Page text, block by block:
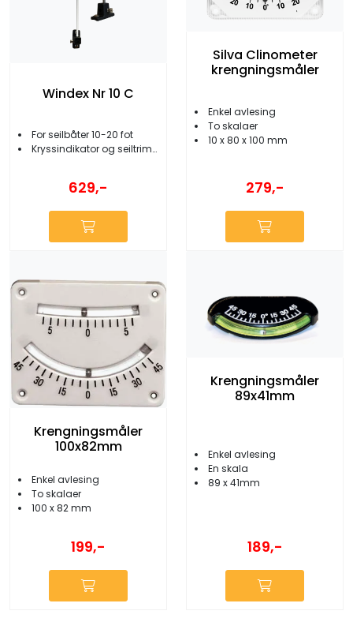
Windex Nr 10 C
For seilbåter 10-20 fot
Kryssindikator og seiltrimming
629,-
Silva Clinometer
krengningsmåler
Enkel avlesing
To skalaer
10 x 80 x 100 mm
279,-
Krengningsmåler
100x82mm
Enkel avlesing
To skalaer
100 x 82 mm
199,-
Krengningsmåler
89x41mm
Enkel avlesing
En skala
89 x 41mm
189,-